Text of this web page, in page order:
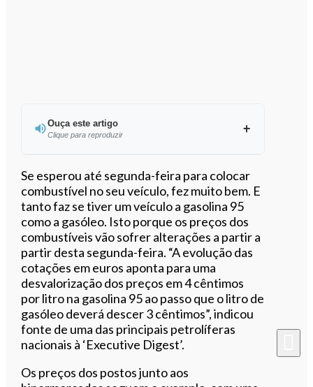
Ouça este artigo
Clique para reproduzir
Ouvir este artigo
Se esperou até segunda-feira para colocar
combustível no seu veículo, fez muito bem. E
tanto faz se tiver um veículo a gasolina 95
como a gasóleo. Isto porque os preços dos
combustíveis vão sofrer alterações a partir a
partir desta segunda-feira. “A evolução das
cotações em euros aponta para uma
desvalorização dos preços em 4 cêntimos
por litro na gasolina 95 ao passo que o litro de
gasóleo deverá descer 3 cêntimos”, indicou
fonte de uma das principais petrolíferas
nacionais à ‘Executive Digest’.
Os preços dos postos junto aos